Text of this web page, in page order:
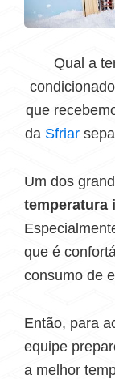
Qual a
que
da Sfriar
Um dos
temperatura
que é
consumo de
Então, para
equipe
a melhor